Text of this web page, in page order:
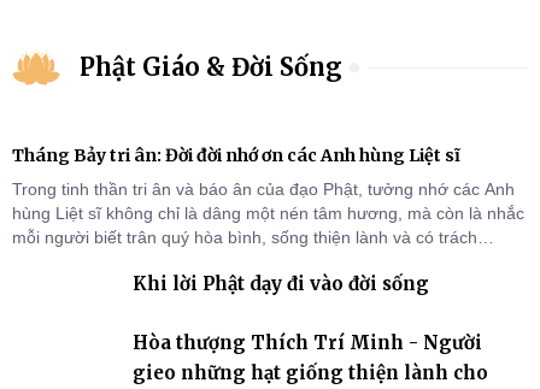
Phật Giáo & Đời Sống
Tháng Bảy tri ân: Đời đời nhớ ơn các Anh hùng Liệt sĩ
Trong tinh thần tri ân và báo ân của đạo Phật, tưởng nhớ các Anh
hùng Liệt sĩ không chỉ là dâng một nén tâm hương, mà còn là nhắc
mỗi người biết trân quý hòa bình, sống thiện lành và có trách
Khi lời Phật dạy đi vào đời sống
Hòa thượng Thích Trí Minh - Người
gieo những hạt giống thiện lành cho